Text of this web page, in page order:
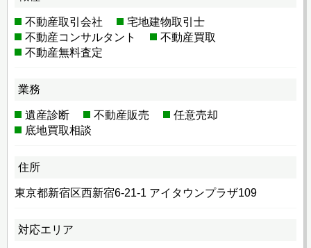
不動産取引会社
宅地建物取引士
不動産コンサルタント
不動産買取
不動産無料査定
業務
遺産診断 不動産販売
任意売却
底地買取相談
住所
東京都新宿区西新宿6-21-1 アイタウンプラザ109
対応エリア